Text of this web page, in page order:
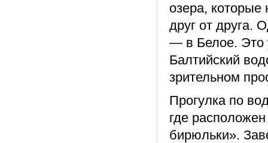
озера, которые
друг от друга.
— в Белое. Это
Балтийский
зрительном
Прогулка по
где
бирюльки».